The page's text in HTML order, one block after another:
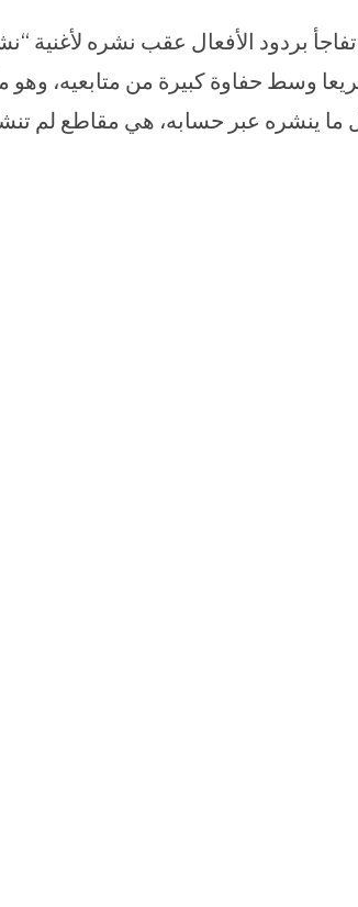
بردود الأفعال عقب نشره لأغنية
وسط حفاوة كبيرة من متابعيه،
ما ينشره عبر حسابه، هي مقاطع لم